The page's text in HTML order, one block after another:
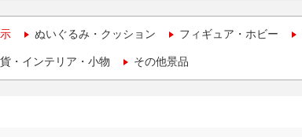
ぬいぐるみ・クッション フィギュア・ホビー
・インテリア・小物 その他景品